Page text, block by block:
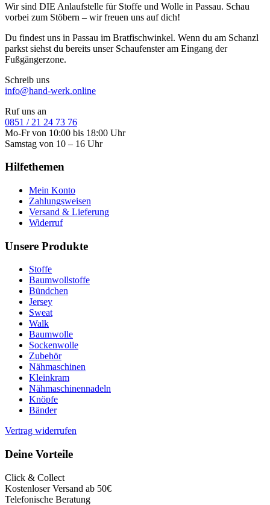
Wir sind DIE Anlaufstelle für Stoffe und Wolle in Passau. Schau
vorbei zum Stöbern – wir freuen uns auf dich!
Du findest uns in Passau im Bratfischwinkel. Wenn du am Schanzl
parkst siehst du bereits unser Schaufenster am Eingang der
Fußgängerzone.
Schreib uns
info@hand-werk.online
Ruf uns an
0851 / 21 24 73 76
Mo-Fr von 10:00 bis 18:00 Uhr
Samstag von 10 – 16 Uhr
Hilfethemen
Mein Konto
Zahlungsweisen
Versand & Lieferung
Widerruf
Unsere Produkte
Stoffe
Baumwollstoffe
Bündchen
Jersey
Sweat
Walk
Baumwolle
Sockenwolle
Zubehör
Nähmaschinen
Kleinkram
Nähmaschinennadeln
Knöpfe
Bänder
Vertrag widerrufen
Deine Vorteile
Click & Collect
Kostenloser Versand ab 50€
Telefonische Beratung